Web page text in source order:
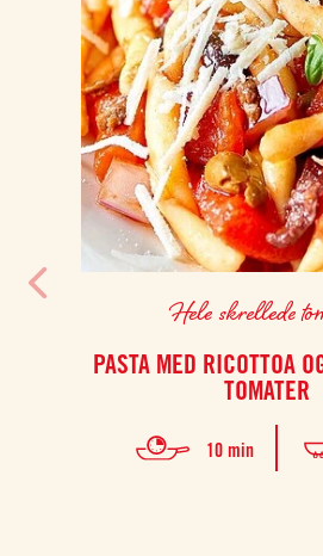
Hele skrellede
PASTA MED RICOTTOA
TOMATER
10 min